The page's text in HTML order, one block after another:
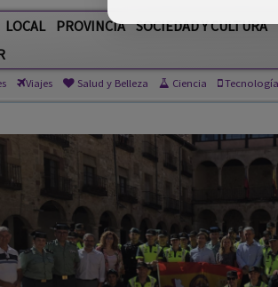
Viajes Salud y Belleza